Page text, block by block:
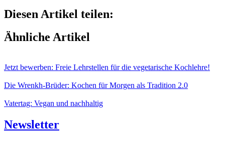
Diesen Artikel teilen:
Ähnliche Artikel
Jetzt bewerben: Freie Lehrstellen für die vegetarische Kochlehre!
Die Wrenkh-Brüder: Kochen für Morgen als Tradition 2.0
Vatertag: Vegan und nachhaltig
Newsletter